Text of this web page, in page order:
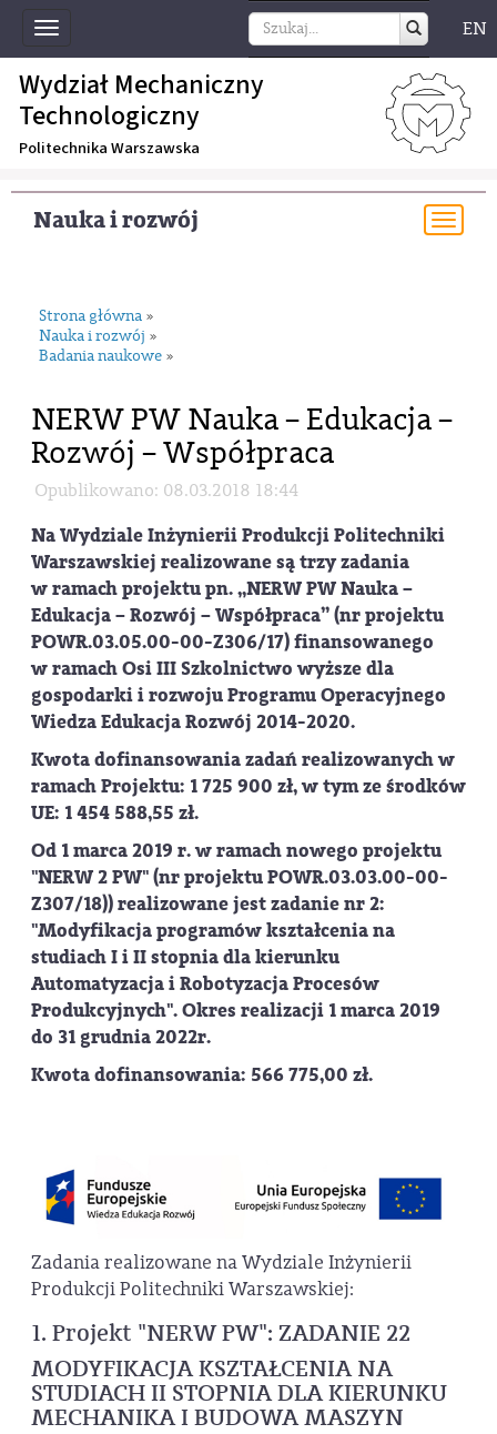
Toggle
navigation
EN
Wydział Mechaniczny
Technologiczny
Politechnika Warszawska
Nauka i rozwój
Strona główna »
Nauka i rozwój »
Badania naukowe »
NERW PW Nauka – Edukacja –
Rozwój – Współpraca
Opublikowano: 08.03.2018 18:44
Na Wydziale Inżynierii Produkcji Politechniki
Warszawskiej realizowane są trzy zadania
w ramach projektu pn. „NERW PW Nauka –
Edukacja – Rozwój – Współpraca” (nr projektu
POWR.03.05.00-00-Z306/17) finansowanego
w ramach Osi III Szkolnictwo wyższe dla
gospodarki i rozwoju Programu Operacyjnego
Wiedza Edukacja Rozwój 2014-2020.
Kwota dofinansowania zadań realizowanych w
ramach Projektu: 1 725 900 zł, w tym ze środków
UE: 1 454 588,55 zł.
Od 1 marca 2019 r. w ramach nowego projektu
"NERW 2 PW" (nr projektu POWR.03.03.00-00-
Z307/18)) realizowane jest zadanie nr 2:
"Modyfikacja programów kształcenia na
studiach I i II stopnia dla kierunku
Automatyzacja i Robotyzacja Procesów
Produkcyjnych". Okres realizacji 1 marca 2019
do 31 grudnia 2022r.
Kwota dofinansowania: 566 775,00 zł.
Zadania realizowane na Wydziale Inżynierii
Produkcji Politechniki Warszawskiej:
1. Projekt "NERW PW": ZADANIE 22
MODYFIKACJA KSZTAŁCENIA NA
STUDIACH II STOPNIA DLA KIERUNKU
MECHANIKA I BUDOWA MASZYN